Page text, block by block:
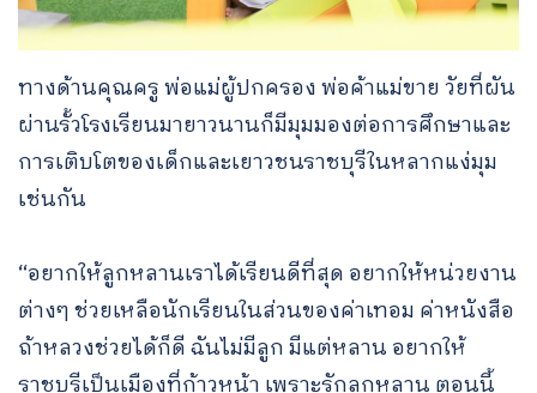
ทางด้านคุณครู พ่อแม่ผู้ปกครอง พ่อค้าแม่ขาย วัยที่ผัน
ผ่านรั้วโรงเรียนมายาวนานก็มีมุมมองต่อการศึกษาและ
การเติบโตของเด็กและเยาวชนราชบุรีในหลากแง่มุม
เช่นกัน
“อยากให้ลูกหลานเราได้เรียนดีที่สุด อยากให้หน่วยงาน
ต่างๆ ช่วยเหลือนักเรียนในส่วนของค่าเทอม ค่าหนังสือ
ถ้าหลวงช่วยได้ก็ดี ฉันไม่มีลูก มีแต่หลาน อยากให้
ราชบุรีเป็นเมืองที่ก้าวหน้า เพราะรักลูกหลาน ตอนนี้